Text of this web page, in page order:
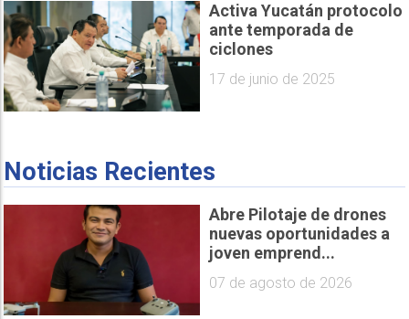
Activa Yucatán protocolo
ante temporada de
ciclones
17 de junio de 2025
Noticias Recientes
Abre Pilotaje de drones
nuevas oportunidades a
joven emprend...
07 de agosto de 2026